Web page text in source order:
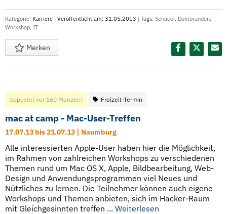
Kategorie: Karriere | Veröffentlicht am: 31.05.2013 | Tags: Senacor, Doktoranden,
Workshop, IT
Merken
Gepostet vor 160 Monaten Freizeit-Termin
mac at camp - Mac-User-Treffen
17.07.13 bis 21.07.13 | Naumburg
Alle interessierten Apple-User haben hier die Möglichkeit,
im Rahmen von zahlreichen Workshops zu verschiedenen
Themen rund um Mac OS X, Apple, Bildbearbeitung, Web-
Design und Anwendungsprogrammen viel Neues und
Nützliches zu lernen. Die Teilnehmer können auch eigene
Workshops und Themen anbieten, sich im Hacker-Raum
mit Gleichgesinnten treffen ... Weiterlesen